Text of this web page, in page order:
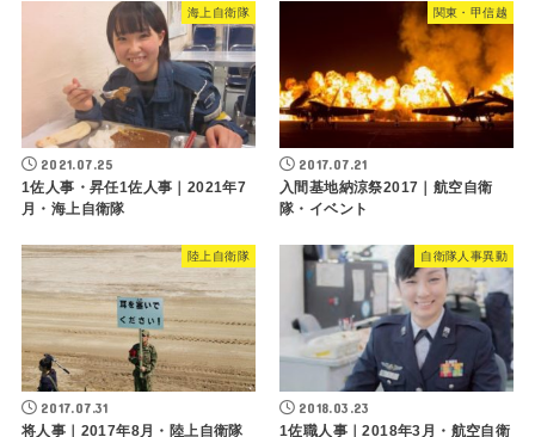
海上自衛隊
2021.07.25
1佐人事・昇任1佐人事｜2021年7
月・海上自衛隊
関東・甲信越
2017.07.21
入間基地納涼祭2017｜航空自衛
隊・イベント
陸上自衛隊
2017.07.31
将人事｜2017年8月・陸上自衛隊
自衛隊人事異動
2018.03.23
1佐職人事｜2018年3月・航空自衛